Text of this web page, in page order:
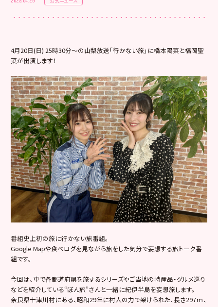
4月20日(日) 25時30分〜の山梨放送「行かない旅」に橋本陽菜と福岡聖
菜が出演します！
番組史上初の旅に行かない旅番組。
Google Mapや食べログを見ながら旅をした気分で妄想する旅トーク番
組です。
今回は、車で各都道府県を旅するシリーズやご当地の特産品・グルメ巡り
などを紹介している“ぼん旅”さんと一緒に紀伊半島を妄想旅します。
奈良県十津川村にある、昭和29年に村人の力で架けられた、長さ297ｍ、